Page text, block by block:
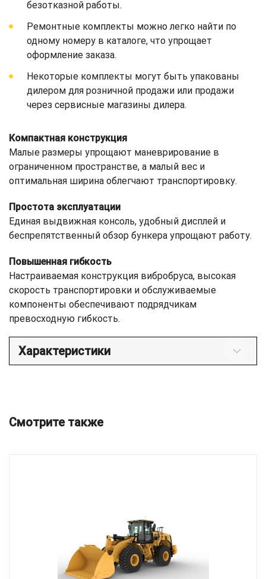
безотказной работы.
Ремонтные комплекты можно легко найти по
одному номеру в каталоге, что упрощает
оформление заказа.
Некоторые комплекты могут быть упакованы
дилером для розничной продажи или продажи
через сервисные магазины дилера.
Компактная конструкция
Малые размеры упрощают маневрирование в
ограниченном пространстве, а малый вес и
оптимальная ширина облегчают транспортировку.
Простота эксплуатации
Единая выдвижная консоль, удобный дисплей и
беспрепятственный обзор бункера упрощают работу.
Повышенная гибкость
Настраиваемая конструкция вибробруса, высокая
скорость транспортировки и обслуживаемые
компоненты обеспечивают подрядчикам
превосходную гибкость.
Характеристики
Смотрите также